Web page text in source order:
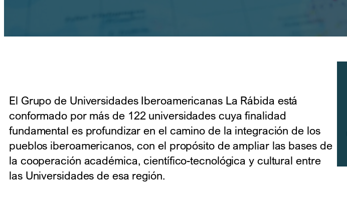
El Grupo de Universidades Iberoamericanas La Rábida está
conformado por más de 122 universidades cuya finalidad
fundamental es profundizar en el camino de la integración de los
pueblos iberoamericanos, con el propósito de ampliar las bases de
la cooperación académica, científico-tecnológica y cultural entre
las Universidades de esa región.